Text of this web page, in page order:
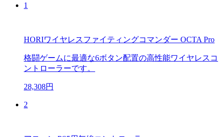
1
HORIワイヤレスファイティングコマンダー OCTA Pro
格闘ゲームに最適な6ボタン配置の高性能ワイヤレスコ
ントローラーです。
28,308円
2